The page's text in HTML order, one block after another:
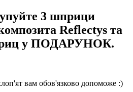
3 шприци
Reflectys та
у ПОДАРУНОК.
вам обов'язково допоможе :)